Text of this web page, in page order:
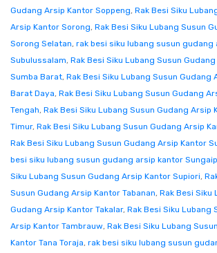
Gudang Arsip Kantor Soppeng, Rak Besi Siku
Arsip Kantor Sorong, Rak Besi Siku Lubang Susun
Sorong Selatan, rak besi siku lubang susun gudang
Subulussalam, Rak Besi Siku Lubang Susun
Sumba Barat, Rak Besi Siku Lubang Susun Gudang
Barat Daya, Rak Besi Siku Lubang Susun Gudang
Tengah, Rak Besi Siku Lubang Susun Gudang Arsip
Timur, Rak Besi Siku Lubang Susun Gudang Arsip
Rak Besi Siku Lubang Susun Gudang Arsip Kantor
besi siku lubang susun gudang arsip kantor
Siku Lubang Susun Gudang Arsip Kantor Supiori,
Susun Gudang Arsip Kantor Tabanan, Rak Besi Siku
Gudang Arsip Kantor Takalar, Rak Besi Siku Lubang
Arsip Kantor Tambrauw, Rak Besi Siku Lubang
Kantor Tana Toraja, rak besi siku lubang susun